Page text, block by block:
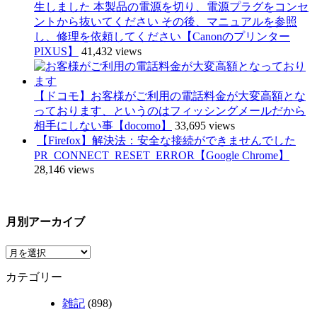
生しました 本製品の電源を切り、電源プラグをコンセ
ントから抜いてください その後、マニュアルを参照
し、修理を依頼してください【Canonのプリンター
PIXUS】
41,432 views
【ドコモ】お客様がご利用の電話料金が大変高額とな
っております、というのはフィッシングメールだから
相手にしない事【docomo】
33,695 views
【Firefox】解決法：安全な接続ができませんでした
PR_CONNECT_RESET_ERROR【Google Chrome】
28,146 views
月別アーカイブ
カテゴリー
雑記 (898)